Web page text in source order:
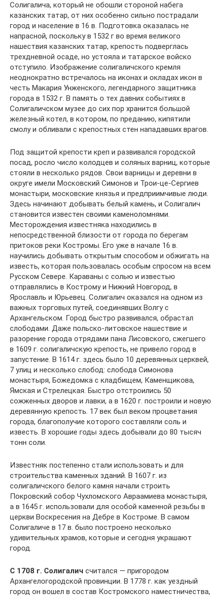
Солигалича, который не обошли стороной набега
казанских татар, от них особенно сильно пострадали
город и население в 16 в. Подготовка оказалась не
напрасной, поскольку в 1532 г во время великого
нашествия казанских татар, крепость подверглась
трехдневной осаде, но устояла и татарское войско
отступило. Изображение солигаличского кремля
неоднократно встречалось на иконах и окладах икон в
честь Макария Унженского, легендарного защитника
города в 1532 г. В память о тех давних событиях в
Солигаличском музее до сих пор хранится большой
железный котел, в котором, по преданию, кипятили
смолу и обливали с крепостных стен нападавших врагов.
Под защитой крепости креп и развивался городской
посад, росло число колодцев и соляных варниц, которые
стояли в несколько рядов. Свои варницы и деревни в
округе имели Московский Симонов и Трои-це-Сергиев
монастыри, московские князья и предприимчивые люди.
Здесь начинают добывать белый камень, и Солигалич
становится известен своими каменоломнями.
Месторождения известняка находились в
непосредственной близости от города по берегам
притоков реки Костромы. Его уже в начале 16 в.
научились добывать открытым способом и обжигать на
известь, которая пользовалась особым спросом на всем
Русском Севере. Караваны с солью и известью
отправлялись в Кострому и Нижний Новгород, в
Ярославль и Юрьевец. Солигалич оказался на одном из
важных торговых путей, соединявших Волгу с
Архангельском. Город быстро развивался, обрастал
слободами. Даже польско-литовское нашествие и
разорение города отрядами пана Лисовского, сжегшего
в 1609 г. солигаличскую крепость, не привело город в
запустение. В 1614 г. здесь было 10 деревянных церквей,
7 улиц и несколько слобод: слобода Симонова
монастыря, Божедомка с кладбищем, Каменщикова,
Ямская и Стрелецкая. Быстро отстроились 50
сожженных дворов и лавки, а в 1620 г. построили и новую
деревянную крепость. 17 век был веком процветания
города, благополучие которого составляли соль и
известь. В хорошие годы здесь добывали до 80 тысяч
тонн соли.
Известняк постепенно стали использовать и для
строительства каменных зданий. В 1607 г. из
солигаличского белого камня начали строить
Покровский собор Чухломского Авраамиева монастыря,
а в 1645 г. использовали для особой каменной резьбы в
церкви Воскресения на Дебре в Костроме. В самом
Солигаличе в 17 в. было построено несколько
удивительных храмов, которые и сегодня украшают
город.
С 1708 г. Солигалич считался — пригородом
Архангелогородской провинции. В 1778 г. как уездный
город он вошел в состав Костромского наместничества,